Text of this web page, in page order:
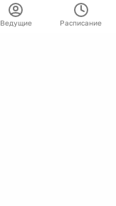
Ведущие Расписание